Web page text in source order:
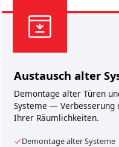
Austausch alter
Demontage alter Türen
Systeme — Verbesserung
Ihrer Räumlichkeiten.
Demontage alter Systeme